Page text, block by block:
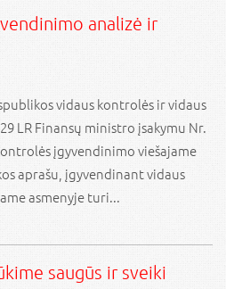
analizė ir
vidaus kontrolės ir vidaus
LR Finansų ministro įsakymu Nr.
įgyvendinimo viešajame
aprašu, įgyvendinant vidaus
asmenyje turi...
saugūs ir sveiki